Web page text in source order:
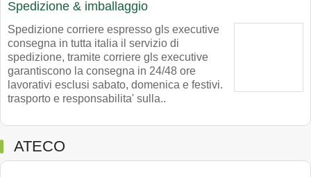
Spedizione & imballaggio
Spedizione corriere espresso gls executive
consegna in tutta italia il servizio di
spedizione, tramite corriere gls executive
garantiscono la consegna in 24/48 ore
lavorativi esclusi sabato, domenica e festivi.
trasporto e responsabilita' sulla..
ATECO